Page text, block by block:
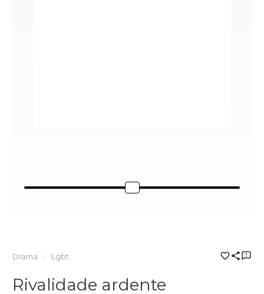
Drama Lgbt
Rivalidade ardente